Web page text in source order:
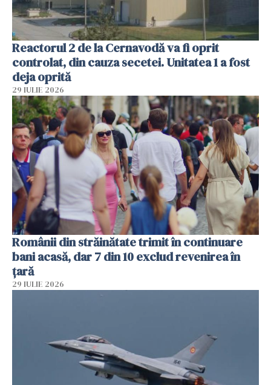
Reactorul 2 de la Cernavodă va fi oprit
controlat, din cauza secetei. Unitatea 1 a fost
deja oprită
29 IULIE 2026
Românii din străinătate trimit în continuare
bani acasă, dar 7 din 10 exclud revenirea în
țară
29 IULIE 2026